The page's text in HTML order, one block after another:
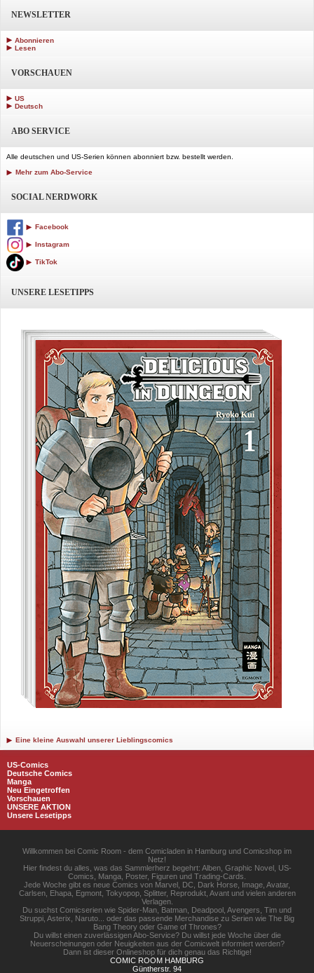
NEWSLETTER
Abonnieren
Lesen
VORSCHAUEN
US
Deutsch
ABO SERVICE
Alle deutschen und US-Serien können abonniert bzw. bestellt werden.
Mehr zum Abo-Service
SOCIAL NERDWORK
Facebook
Instagram
TikTok
UNSERE LESETIPPS
Eine kleine Auswahl unserer Lieblingscomics
US-Comics
Deutsche Comics
Manga
Neu Eingetroffen
Vorschauen
UNSERE AKTION
Unsere Lesetipps
Willkommen bei Comic Room - dem Comicladen in Hamburg und Comicshop im
Netz!
Hier findest du alles, was das Sammlerherz begehrt: Alben, Graphic Novel, US-
Comics, Manga, Poster, Figuren und Trading-Cards.
Jede Woche gibt es neue Comics von Marvel, DC, Dark Horse, Image, Avatar,
Carlsen, Ehapa, Egmont, Tokyopop, Splitter, Reprodukt, Avant und vielen anderen
Verlagen.
Du suchst Comicserien wie Spider-Man, Batman, Deadpool, Avengers, Tim und
Struppi, Asterix, Naruto... oder das passende Merchandise zu Serien wie The Big
Bang Theory oder Game of Thrones?
Du willst einen zuverlässigen Abo-Service? Du willst jede Woche über die
Neuerscheinungen oder Neuigkeiten aus der Comicwelt informiert werden?
Dann ist dieser Onlineshop für dich genau das Richtige!
COMIC ROOM HAMBURG
Güntherstr. 94